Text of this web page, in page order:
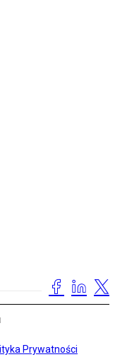
Prywatności